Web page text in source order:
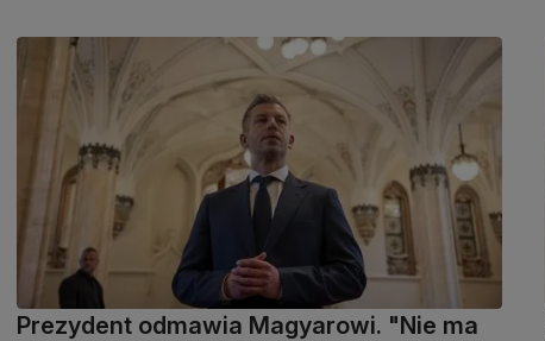
Prezydent odmawia Magyarowi. "Nie ma